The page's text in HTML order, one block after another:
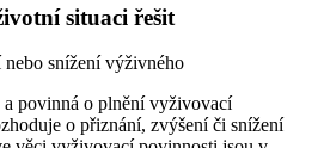
situaci řešit
snížení výživného
a povinná o plnění vyživovací
o přiznání, zvýšení či snížení